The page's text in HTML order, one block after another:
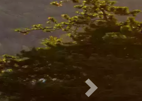
Next